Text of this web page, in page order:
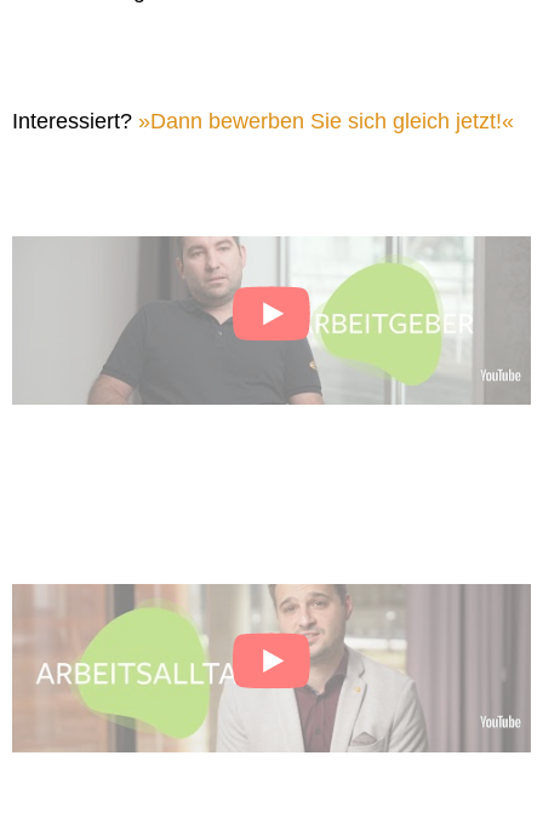
Interessiert? Dann bewerben Sie sich gleich jetzt!